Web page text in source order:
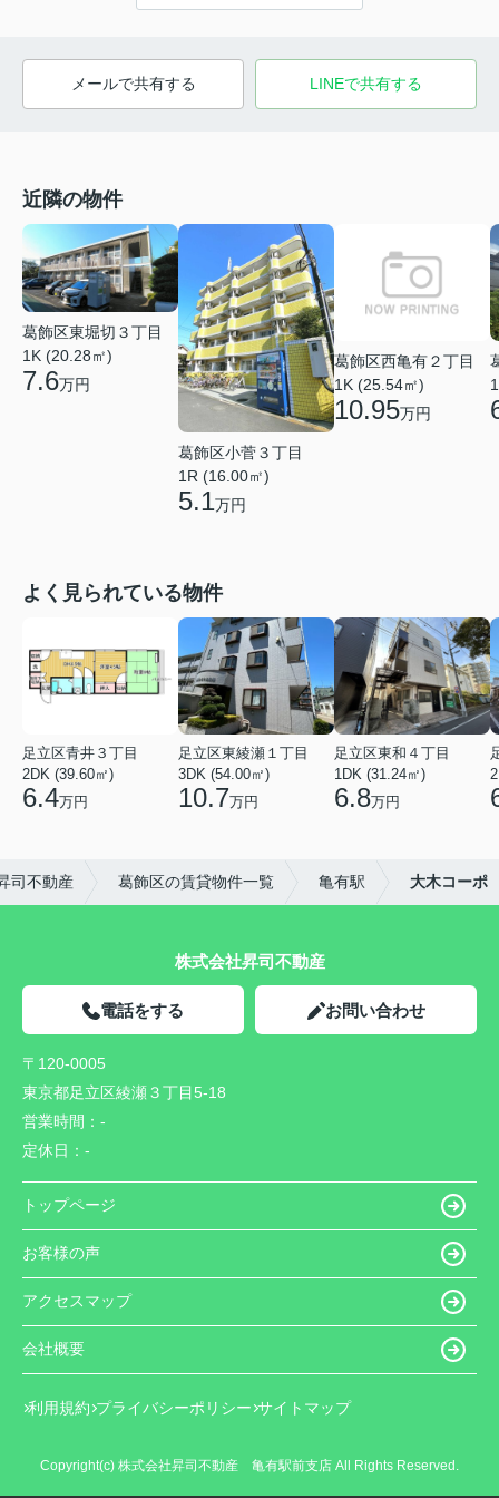
メールで共有する LINEで共有する
近隣の物件
葛飾区東堀切３丁目
1K (20.28㎡)
7.6万円
葛飾区小菅３丁目
1R (16.00㎡)
5.1万円
葛飾区西亀有２丁目
1K (25.54㎡)
10.95万円
よく見られている物件
足立区青井３丁目
2DK (39.60㎡)
6.4万円
足立区東綾瀬１丁目
3DK (54.00㎡)
10.7万円
足立区東和４丁目
1DK (31.24㎡)
6.8万円
司不動産 葛飾区の賃貸物件一覧 亀有駅 大木コーポ
株式会社昇司不動産
電話をする お問い合わせ
〒120-0005
東京都足立区綾瀬３丁目5-18
営業時間： -
定休日： -
トップページ
お客様の声
アクセスマップ
会社概要
利用規約 プライバシーポリシー サイトマップ
Copyright(c) 株式会社昇司不動産 亀有駅前支店 All Rights Reserved.